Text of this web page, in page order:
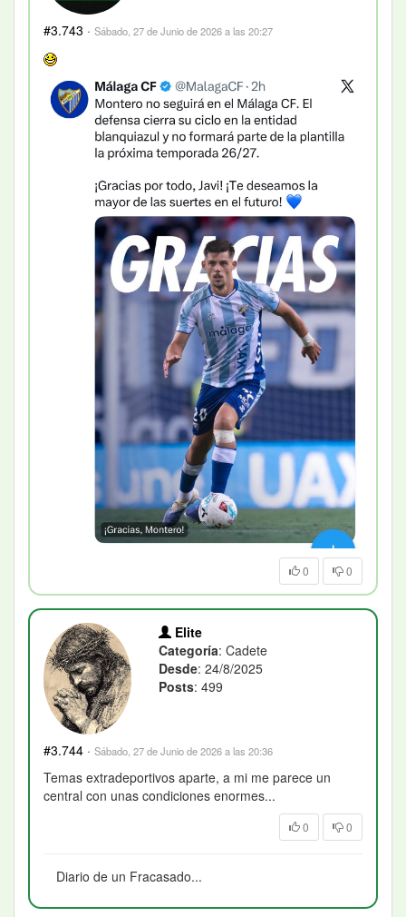
#3.743 · Sábado, 27 de Junio de 2026 a las 20:27
0 0
Elite
Categoría: Cadete
Desde: 24/8/2025
Posts: 499
#3.744 · Sábado, 27 de Junio de 2026 a las 20:36
Temas extradeportivos aparte, a mi me parece un
central con unas condiciones enormes...
0 0
Diario de un Fracasado...